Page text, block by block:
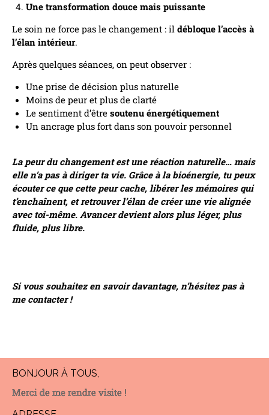
Une transformation douce mais puissante
Le soin ne force pas le changement : il débloque l’accès à
l’élan intérieur.
Après quelques séances, on peut observer :
Une prise de décision plus naturelle
Moins de peur et plus de clarté
Le sentiment d’être soutenu énergétiquement
Un ancrage plus fort dans son pouvoir personnel
La peur du changement est une réaction naturelle… mais
elle n’a pas à diriger ta vie. Grâce à la bioénergie, tu peux
écouter ce que cette peur cache, libérer les mémoires qui
t’enchaînent, et retrouver l’élan de créer une vie alignée
avec toi-même. Avancer devient alors plus léger, plus
fluide, plus libre.
Si vous souhaitez en savoir davantage, n’hésitez pas à
me contacter !
BONJOUR À TOUS,
Merci de me rendre visite !